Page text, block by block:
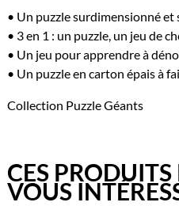
• Un puzzle surdimensionné
• 3 en 1 : un puzzle, un jeu de
• Un jeu pour apprendre à
• Un puzzle en carton épais à
Collection Puzzle Géants
CES
VOUS